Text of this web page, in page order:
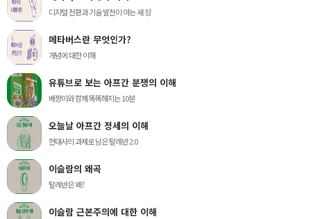
디지털 전환과 기술 발전이 여는 새 장
메타버스란 무엇인가?
개념에 대한 이해
유튜브로 보는 아프간 분쟁의 이해
베짱이와 함께 똑똑해지는 10분
오늘날 아프간 정세의 이해
현대사의 과제로 남은 탈레반 2.0
이슬람의 왜곡
탈레반은 왜?
이슬람 근본주의에 대한 이해